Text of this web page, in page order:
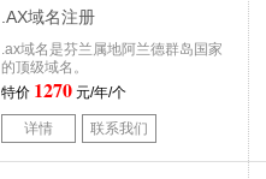
.AX域名注册
.ax域名是芬兰属地阿兰德群岛国家
的顶级域名。
特价 1270 元/年/个
详情 联系我们